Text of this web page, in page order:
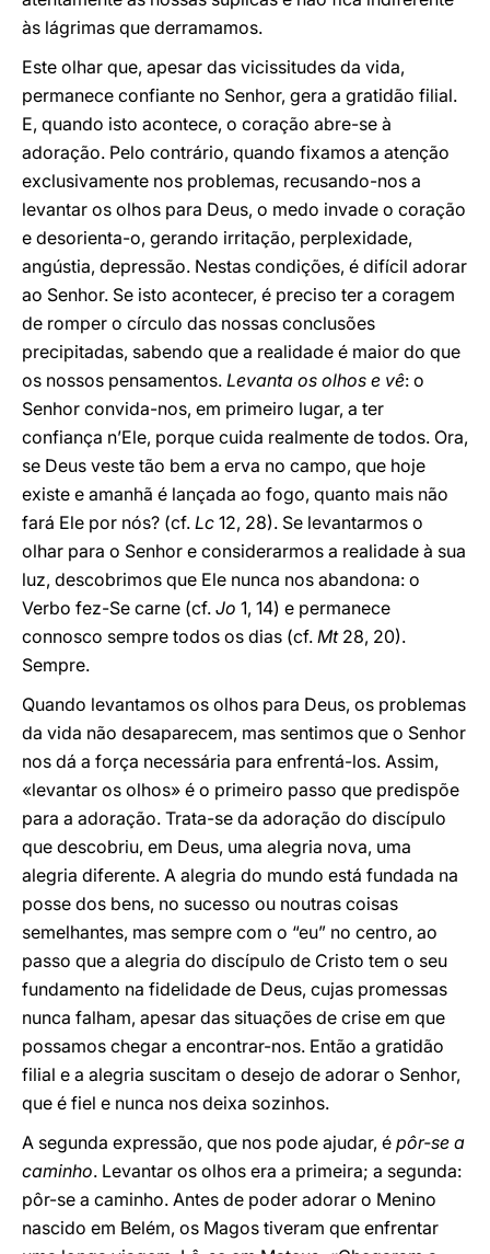
às lágrimas que derramamos.
Este olhar que, apesar das vicissitudes da vida,
permanece confiante no Senhor, gera a gratidão filial.
E, quando isto acontece, o coração abre-se à
adoração. Pelo contrário, quando fixamos a atenção
exclusivamente nos problemas, recusando-nos a
levantar os olhos para Deus, o medo invade o coração
e desorienta-o, gerando irritação, perplexidade,
angústia, depressão. Nestas condições, é difícil adorar
ao Senhor. Se isto acontecer, é preciso ter a coragem
de romper o círculo das nossas conclusões
precipitadas, sabendo que a realidade é maior do que
os nossos pensamentos. Levanta os olhos e vê: o
Senhor convida-nos, em primeiro lugar, a ter
confiança n’Ele, porque cuida realmente de todos. Ora,
se Deus veste tão bem a erva no campo, que hoje
existe e amanhã é lançada ao fogo, quanto mais não
fará Ele por nós? (cf. Lc 12, 28). Se levantarmos o
olhar para o Senhor e considerarmos a realidade à sua
luz, descobrimos que Ele nunca nos abandona: o
Verbo fez-Se carne (cf. Jo 1, 14) e permanece
connosco sempre todos os dias (cf. Mt28, 20).
Sempre.
Quando levantamos os olhos para Deus, os problemas
da vida não desaparecem, mas sentimos que o Senhor
nos dá a força necessária para enfrentá-los. Assim,
«levantar os olhos» é o primeiro passo que predispõe
para a adoração. Trata-se da adoração do discípulo
que descobriu, em Deus, uma alegria nova, uma
alegria diferente. A alegria do mundo está fundada na
posse dos bens, no sucesso ou noutras coisas
semelhantes, mas sempre com o “eu” no centro, ao
passo que a alegria do discípulo de Cristo tem o seu
fundamento na fidelidade de Deus, cujas promessas
nunca falham, apesar das situações de crise em que
possamos chegar a encontrar-nos. Então a gratidão
filial e a alegria suscitam o desejo de adorar o Senhor,
que é fiel e nunca nos deixa sozinhos.
A segunda expressão, que nos pode ajudar, é pôr-se a
caminho. Levantar os olhos era a primeira; a segunda:
pôr-se a caminho. Antes de poder adorar o Menino
nascido em Belém, os Magos tiveram que enfrentar